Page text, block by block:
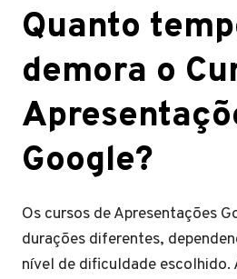
Quanto
demora o
Google?
Os cursos de Apresentações
durações diferentes,
nível de dificuldade escolhido.